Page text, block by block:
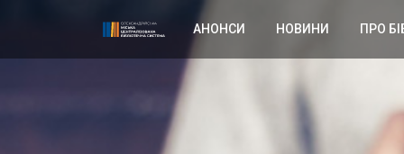
АНОНСИ НОВИНИ ПРО